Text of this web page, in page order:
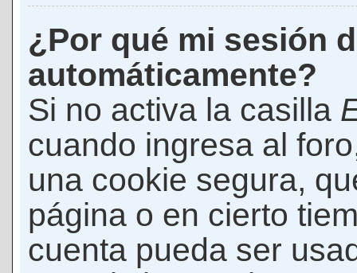
¿Por qué mi sesión
automáticamente?
Si no activa la casilla
cuando ingresa al
una cookie segura,
página o en cierto
cuenta pueda ser